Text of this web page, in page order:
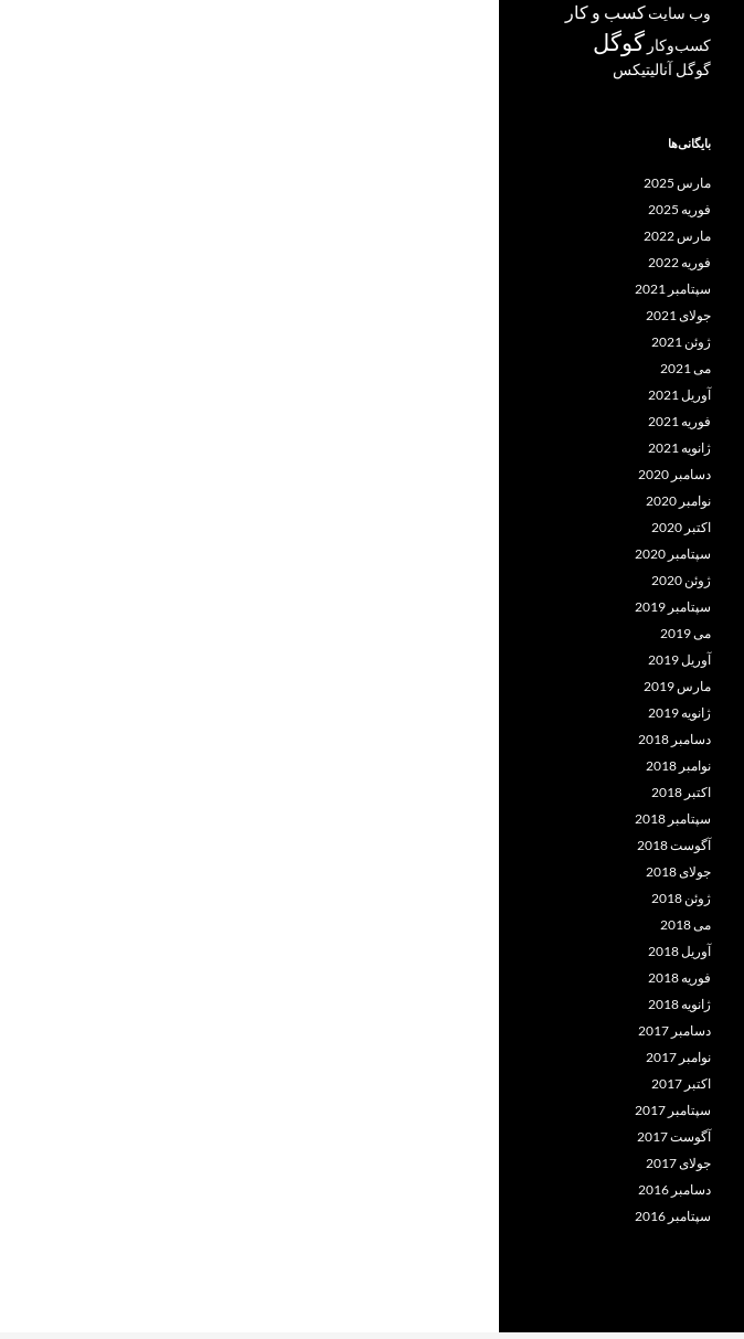
وب سایتکسب و کار
کسب‌وکار گوگل
گوگل آنالیتیکس
بایگانی‌ها
مارس 2025
فوریه 2025
مارس 2022
فوریه 2022
سپتامبر 2021
جولای 2021
ژوئن 2021
می 2021
آوریل 2021
فوریه 2021
ژانویه 2021
دسامبر 2020
نوامبر 2020
اکتبر 2020
سپتامبر 2020
ژوئن 2020
سپتامبر 2019
می 2019
آوریل 2019
مارس 2019
ژانویه 2019
دسامبر 2018
نوامبر 2018
اکتبر 2018
سپتامبر 2018
آگوست 2018
جولای 2018
ژوئن 2018
می 2018
آوریل 2018
فوریه 2018
ژانویه 2018
دسامبر 2017
نوامبر 2017
اکتبر 2017
سپتامبر 2017
آگوست 2017
جولای 2017
دسامبر 2016
سپتامبر 2016